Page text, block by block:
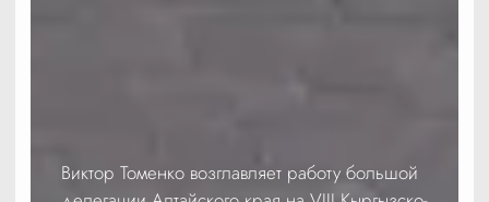
Виктор Томенко возглавляет работу большой